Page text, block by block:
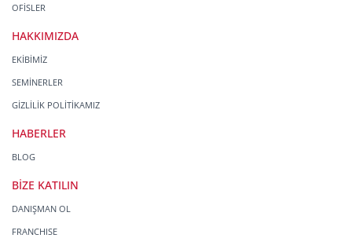
OFİSLER
HAKKIMIZDA
EKİBİMİZ
SEMİNERLER
GİZLİLİK POLİTİKAMIZ
HABERLER
BLOG
BİZE KATILIN
DANIŞMAN OL
FRANCHISE